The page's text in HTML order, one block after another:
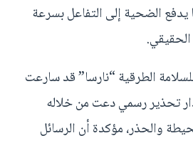
يدفع الضحية إلى التفاعل بسرعة
الطرقية “نارسا” قد سارعت
تحذير رسمي دعت من خلاله
والحذر، مؤكدة أن الرسائل